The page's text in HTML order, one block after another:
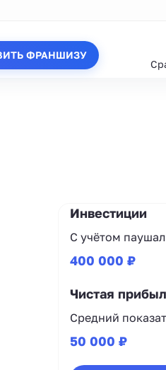
ФРАНШИЗУ
Инвестиции
С учётом
400 000 ₽
Чистая
Средний
50 000 ₽